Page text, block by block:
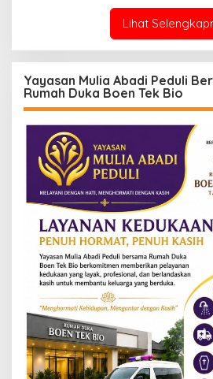
Lihat
Yayasan Mulia Abadi Peduli
Rumah Duka Boen Tek Bio